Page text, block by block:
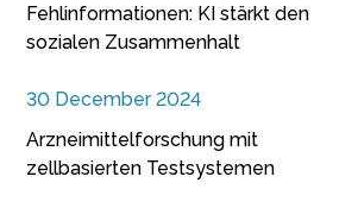
Fehlinformationen: KI stärkt den
sozialen Zusammenhalt
30 December 2024
Arzneimittelforschung mit
zellbasierten Testsystemen